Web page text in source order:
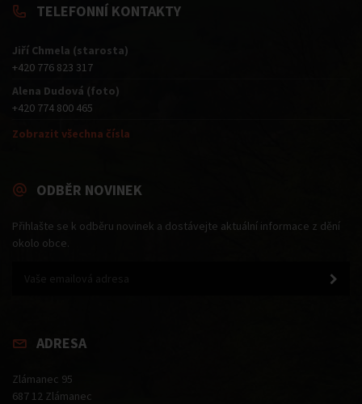
TELEFONNÍ KONTAKTY
Jiří Chmela (starosta)
+420 776 823 317
Alena Dudová (foto)
+420 774 800 465
Zobrazit všechna čísla
ODBĚR NOVINEK
Přihlašte se k odběru novinek a dostávejte aktuální informace z dění
okolo obce.
ADRESA
Zlámanec 95
687 12 Zlámanec